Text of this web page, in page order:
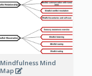
Mindfulness Mind
Map